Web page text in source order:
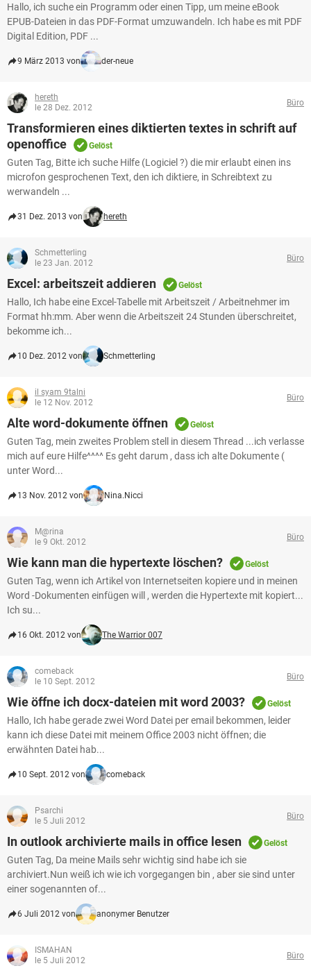
Hallo, ich suche ein Programm oder einen Tipp, um meine eBook
EPUB-Dateien in das PDF-Format umzuwandeln. Ich habe es mit PDF
Digital Edition, PDF ...
9 März 2013 von der-neue
hereth
le 28 Dez. 2012
Büro
Transformieren eines diktierten textes in schrift auf
openoffice
Gelöst
Guten Tag, Bitte ich suche Hilfe (Logiciel ?) die mir erlaubt einen ins
microfon gesprochenen Text, den ich diktiere, in Schreibtext zu
werwandeln ...
31 Dez. 2013 von hereth
Schmetterling
le 23 Jan. 2012
Büro
Excel: arbeitszeit addieren Gelöst
Hallo, Ich habe eine Excel-Tabelle mit Arbeitszeit / Arbeitnehmer im
Format hh:mm. Aber wenn die Arbeitszeit 24 Stunden überschreitet,
bekomme ich...
10 Dez. 2012 von Schmetterling
il syam 9talni
le 12 Nov. 2012
Büro
Alte word-dokumente öffnen Gelöst
Guten Tag, mein zweites Problem stell in diesem Thread ...ich verlasse
mich auf eure Hilfe^^^^ Es geht darum , dass ich alte Dokumente (
unter Word...
13 Nov. 2012 von Nina.Nicci
M@rina
le 9 Okt. 2012
Büro
Wie kann man die hypertexte löschen? Gelöst
Guten Tag, wenn ich Artikel von Internetseiten kopiere und in meinen
Word -Dokumenten einfügen will , werden die Hypertexte mit kopiert...
Ich su...
16 Okt. 2012 von The Warrior 007
comeback
le 10 Sept. 2012
Büro
Wie öffne ich docx-dateien mit word 2003? Gelöst
Hallo, Ich habe gerade zwei Word Datei per email bekommen, leider
kann ich diese Datei mit meinem Office 2003 nicht öffnen; die
erwähnten Datei hab...
10 Sept. 2012 von comeback
Psarchi
le 5 Juli 2012
Büro
In outlook archivierte mails in office lesen Gelöst
Guten Tag, Da meine Mails sehr wichtig sind habe ich sie
archiviert.Nun weiß ich wie ich vorgegangen bin , aber sie sind unter
einer sogenannten of...
6 Juli 2012 von anonymer Benutzer
ISMAHAN
le 5 Juli 2012
Büro